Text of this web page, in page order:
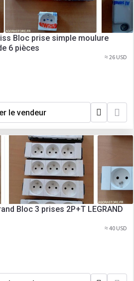
Bloc prise simple moulure
6 pièces
≈ 26 USD
le vendeur
Bloc 3 prises 2P+T LEGRAND
≈ 40 USD